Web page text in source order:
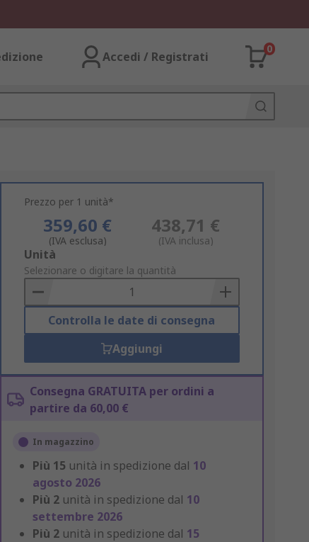
Accedi / Registrati
0
Prezzo per 1 unità*
359,60 €
(IVA esclusa)
438,71 €
(IVA inclusa)
Add
to
Basket
Unità
Selezionare o digitare la quantità
Controlla le date di consegna
Aggiungi
Consegna GRATUITA per ordini a
partire da 60,00 €
In magazzino
Più 15 unità in spedizione dal 10
agosto 2026
Più 2 unità in spedizione dal 10
settembre 2026
Più 2 unità in spedizione dal 15